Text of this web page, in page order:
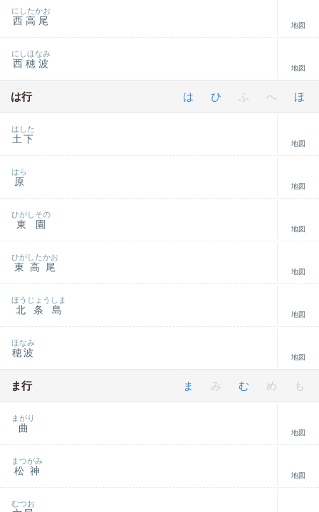
西高尾
にしたかお
地図
西穂波
にしほなみ
地図
は行 は ひ ふ へ ほ
土下
はした
地図
原
はら
地図
東園
ひがしその
地図
東高尾
ひがしたかお
地図
北条島
ほうじょうしま
地図
穂波
ほなみ
地図
ま行 ま み む め も
曲
まがり
地図
松神
まつがみ
地図
むつお